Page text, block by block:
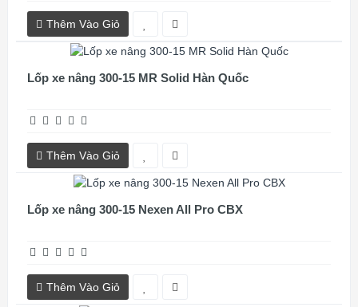
Thêm Vào Giỏ
Lốp xe nâng 300-15 MR Solid Hàn Quốc
Thêm Vào Giỏ
Lốp xe nâng 300-15 Nexen All Pro CBX
Thêm Vào Giỏ